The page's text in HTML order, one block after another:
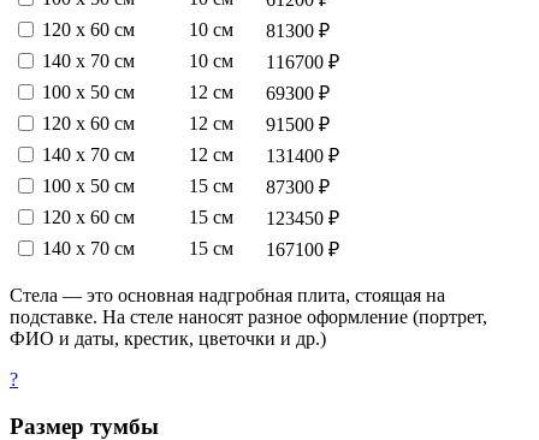
120 х 60 см
10 см
81300 ₽
140 х 70 см
10 см
116700 ₽
100 х 50 см
12 см
69300 ₽
120 х 60 см
12 см
91500 ₽
140 х 70 см
12 см
131400 ₽
100 х 50 см
15 см
87300 ₽
120 х 60 см
15 см
123450 ₽
140 х 70 см
15 см 167100 ₽
Стела — это основная надгробная плита, стоящая на
подставке. На стеле наносят разное оформление (портрет,
ФИО и даты, крестик, цветочки и др.)
?
Размер тумбы